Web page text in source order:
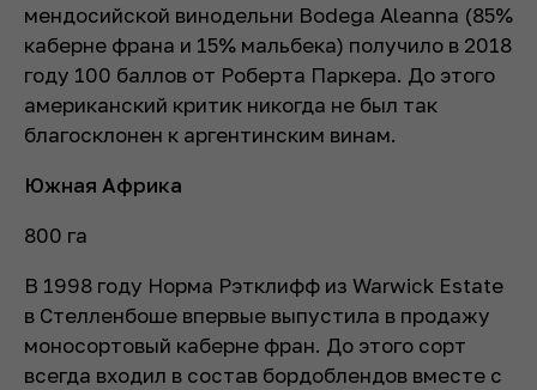
мендосийской винодельни Bodega Aleanna (85%
каберне франа и 15% мальбека) получило в 2018
году 100 баллов от Роберта Паркера. До этого
американский критик никогда не был так
благосклонен к аргентинским винам.
Южная Африка
800 га
В 1998 году Норма Рэтклифф из Warwick Estate
в Стелленбоше впервые выпустила в продажу
моносортовый каберне фран. До этого сорт
всегда входил в состав бордоблендов вместе с